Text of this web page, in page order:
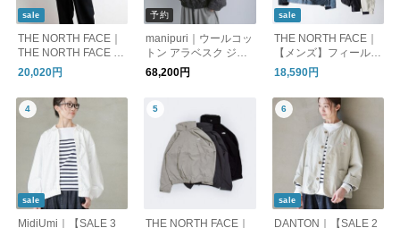
sale
THE NORTH FACE｜
THE NORTH FACE ザ
ノースフェイス NP22
533 フィールドユーテ
ィリティジャケット
20,020円
予約
manipuri｜ウールコッ
トン アラベスク ジャ
ガード ブルゾン jaq-bl
ouson 【2026aw先行
68,200円
sale
THE NORTH FACE｜
【メンズ】フィールド
ユーティリティ ジャ
ケット アウター FIEL
D UTILITY JACKET N
P22533 ノースフェイ
18,590円
sale
MidiUmi｜【SALE 3
THE NORTH FACE｜
sale
DANTON｜【SALE 2